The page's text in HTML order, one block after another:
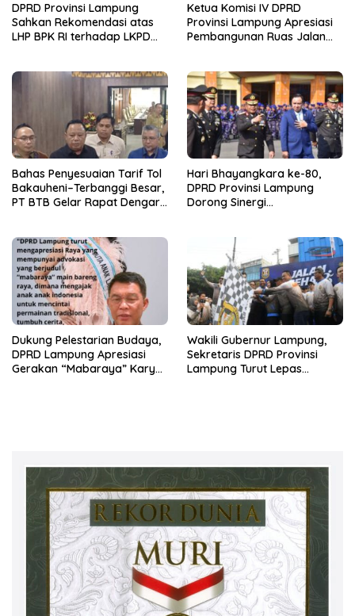
DPRD Provinsi Lampung
Sahkan Rekomendasi atas
LHP BPK RI terhadap LKPD
2025
Ketua Komisi IV DPRD
Provinsi Lampung Apresiasi
Pembangunan Ruas Jalan
Bahas Penyesuaian Tarif Tol
Bakauheni–Terbanggi Besar,
PT BTB Gelar Rapat Dengar
Hari Bhayangkara ke-80,
DPRD Provinsi Lampung
Dorong Sinergi
Dukung Pelestarian Budaya,
DPRD Lampung Apresiasi
Gerakan “Mabaraya” Karya
Wakili Gubernur Lampung,
Sekretaris DPRD Provinsi
Lampung Turut Lepas